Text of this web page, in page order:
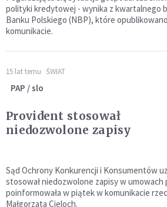
polityki kredytowej - wynika z kwartalnego
Banku Polskiego (NBP), które
komunikacie.
15 lat temu ŚWIAT
PAP / slo
Provident stosował
niedozwolone zapisy
Sąd Ochrony Konkurencji i Konsumentów
stosował niedozwolone zapisy w umowach
poinformowała w piątek w komunikacie
Małgorzata Cieloch.